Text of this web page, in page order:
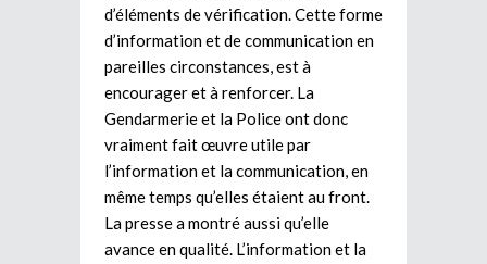
d’éléments de vérification. Cette forme
d’information et de communication en
pareilles circonstances, est à
encourager et à renforcer. La
Gendarmerie et la Police ont donc
vraiment fait œuvre utile par
l’information et la communication, en
même temps qu’elles étaient au front.
La presse a montré aussi qu’elle
avance en qualité. L’information et la